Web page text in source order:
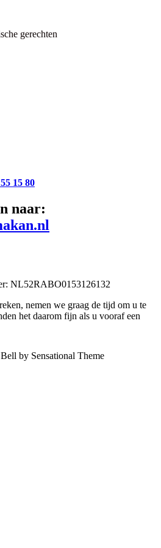
gerechten
15 80
naar:
NL52RABO0153126132
nemen we graag de tijd om u te
het daarom fijn als u vooraf een
by Sensational Theme